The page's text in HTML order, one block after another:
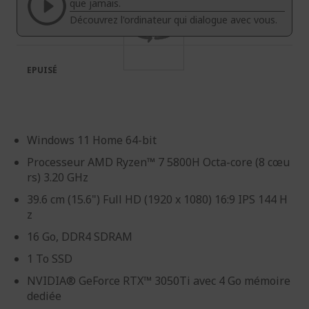
galerie
d’images
Galerie
d’images
que jamais.
Découvrez l'ordinateur qui dialogue avec vous.
Windows 11 Home 64-bit
Processeur AMD Ryzen™ 7 5800H Octa-core (8 cœu
rs) 3.20 GHz
39.6 cm (15.6") Full HD (1920 x 1080) 16:9 IPS 144 H
z
16 Go, DDR4 SDRAM
1 To SSD
NVIDIA® GeForce RTX™ 3050Ti avec 4 Go mémoire
dediée
EPUISÉ